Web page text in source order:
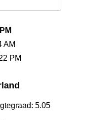
AM
PM
5.05